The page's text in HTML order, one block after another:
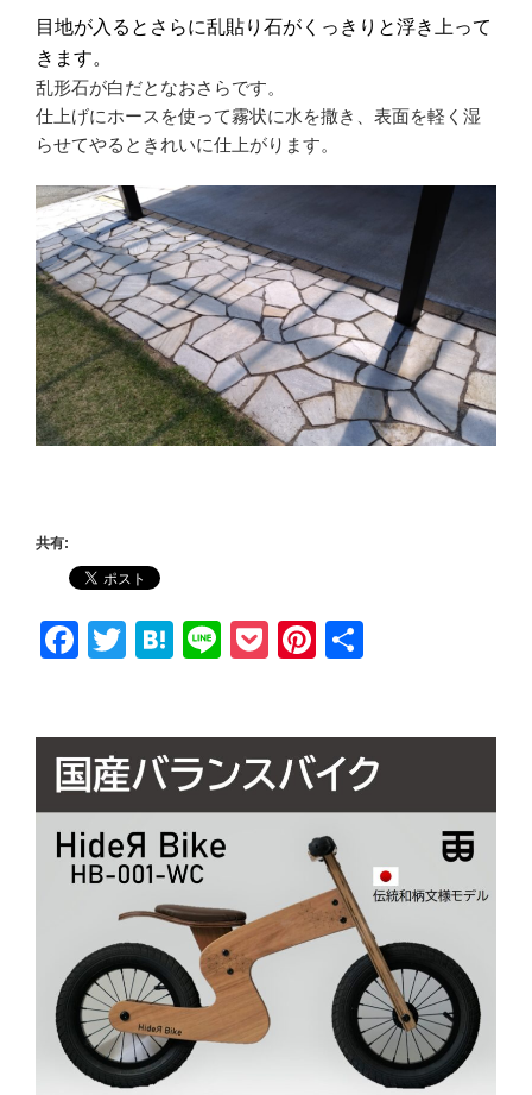
目地が入るとさらに乱貼り石がくっきりと浮き上って
きます。
乱形石が白だとなおさらです。
仕上げにホースを使って霧状に水を撒き、表面を軽く湿
らせてやるときれいに仕上がります。
共有:
F
e
b
o
o
T
er
H
n
a
Li
P
et
Pi
e
st